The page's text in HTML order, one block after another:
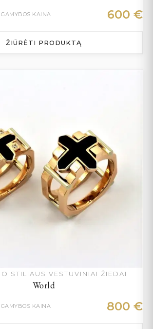
GAMYBOS KAINA 600 €
ŽIŪRĖTI PRODUKTĄ
STILIAUS VESTUVINIAI ŽIEDAI
World
GAMYBOS KAINA 800 €